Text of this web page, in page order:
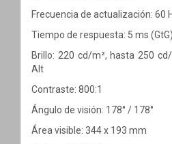
Frecuencia de actualización: 60
Tiempo de respuesta: 5 ms (GtG)
Brillo: 220 cd/m², hasta 250
Alt
Contraste: 800:1
Ángulo de visión: 178° / 178°
Área visible: 344 x 193 mm